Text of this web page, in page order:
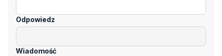
Odpowiedz
Wiadomość